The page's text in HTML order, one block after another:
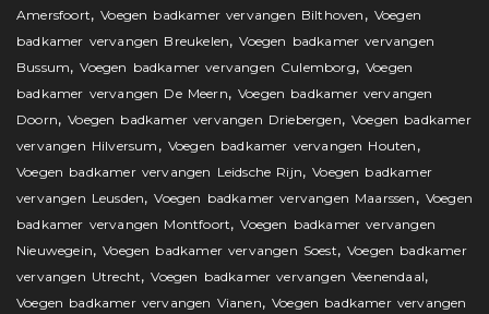
Amersfoort,Voegen badkamer vervangen Bilthoven , Voegen
badkamer vervangen Breukelen,Voegen badkamer vervangen
Bussum,Voegen badkamer vervangen Culemborg,Voegen
badkamer vervangen De Meern,Voegen badkamer vervangen
Doorn,Voegen badkamer vervangen Driebergen,Voegen badkamer
vervangen Hilversum , Voegen badkamer vervangen Houten ,
Voegen badkamer vervangen Leidsche Rijn,Voegen badkamer
vervangen Leusden,Voegen badkamer vervangen Maarssen , Voegen
badkamer vervangen Montfoort,Voegen badkamer vervangen
Nieuwegein,Voegen badkamer vervangen Soest,Voegen badkamer
vervangen Utrecht,Voegen badkamer vervangen Veenendaal,
Voegen badkamer vervangen Vianen,Voegen badkamer vervangen